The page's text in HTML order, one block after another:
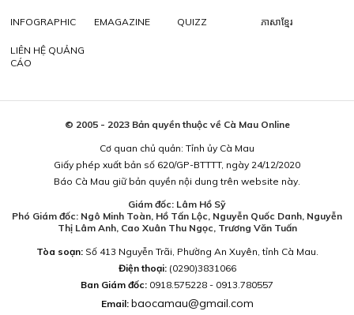
INFOGRAPHIC EMAGAZINE QUIZZ ភាសាខ្មែរ
LIÊN HỆ QUẢNG
CÁO
© 2005 - 2023 Bản quyền thuộc về Cà Mau Online
Cơ quan chủ quản: Tỉnh ủy Cà Mau
Giấy phép xuất bản số 620/GP-BTTTT, ngày 24/12/2020
Báo Cà Mau giữ bản quyền nội dung trên website này.
Giám đốc: Lâm Hồ Sỹ
Phó Giám đốc: Ngô Minh Toàn, Hồ Tấn Lộc, Nguyễn Quốc Danh, Nguyễn
Thị Lâm Anh, Cao Xuân Thu Ngọc, Trương Văn Tuấn
Tòa soạn:Số 413 Nguyễn Trãi, Phường An Xuyên, tỉnh Cà Mau.
Điện thoại: (0290)3831066
Ban Giám đốc: 0918.575228 - 0913.780557
Email: baocamau@gmail.com